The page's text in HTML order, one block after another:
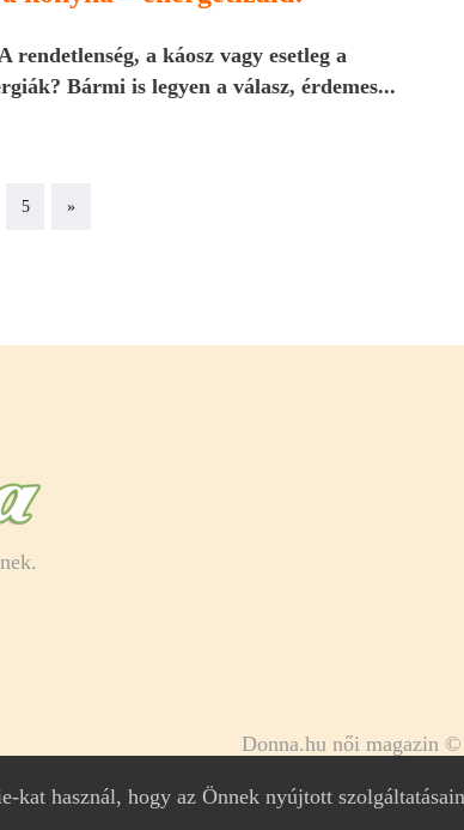
a káosz vagy esetleg a
Bármi is legyen a válasz, érdemes...
5 »Next
Donna.hu női magazin
kat használ, hogy az Önnek nyújtott